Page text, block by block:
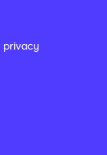
privacy